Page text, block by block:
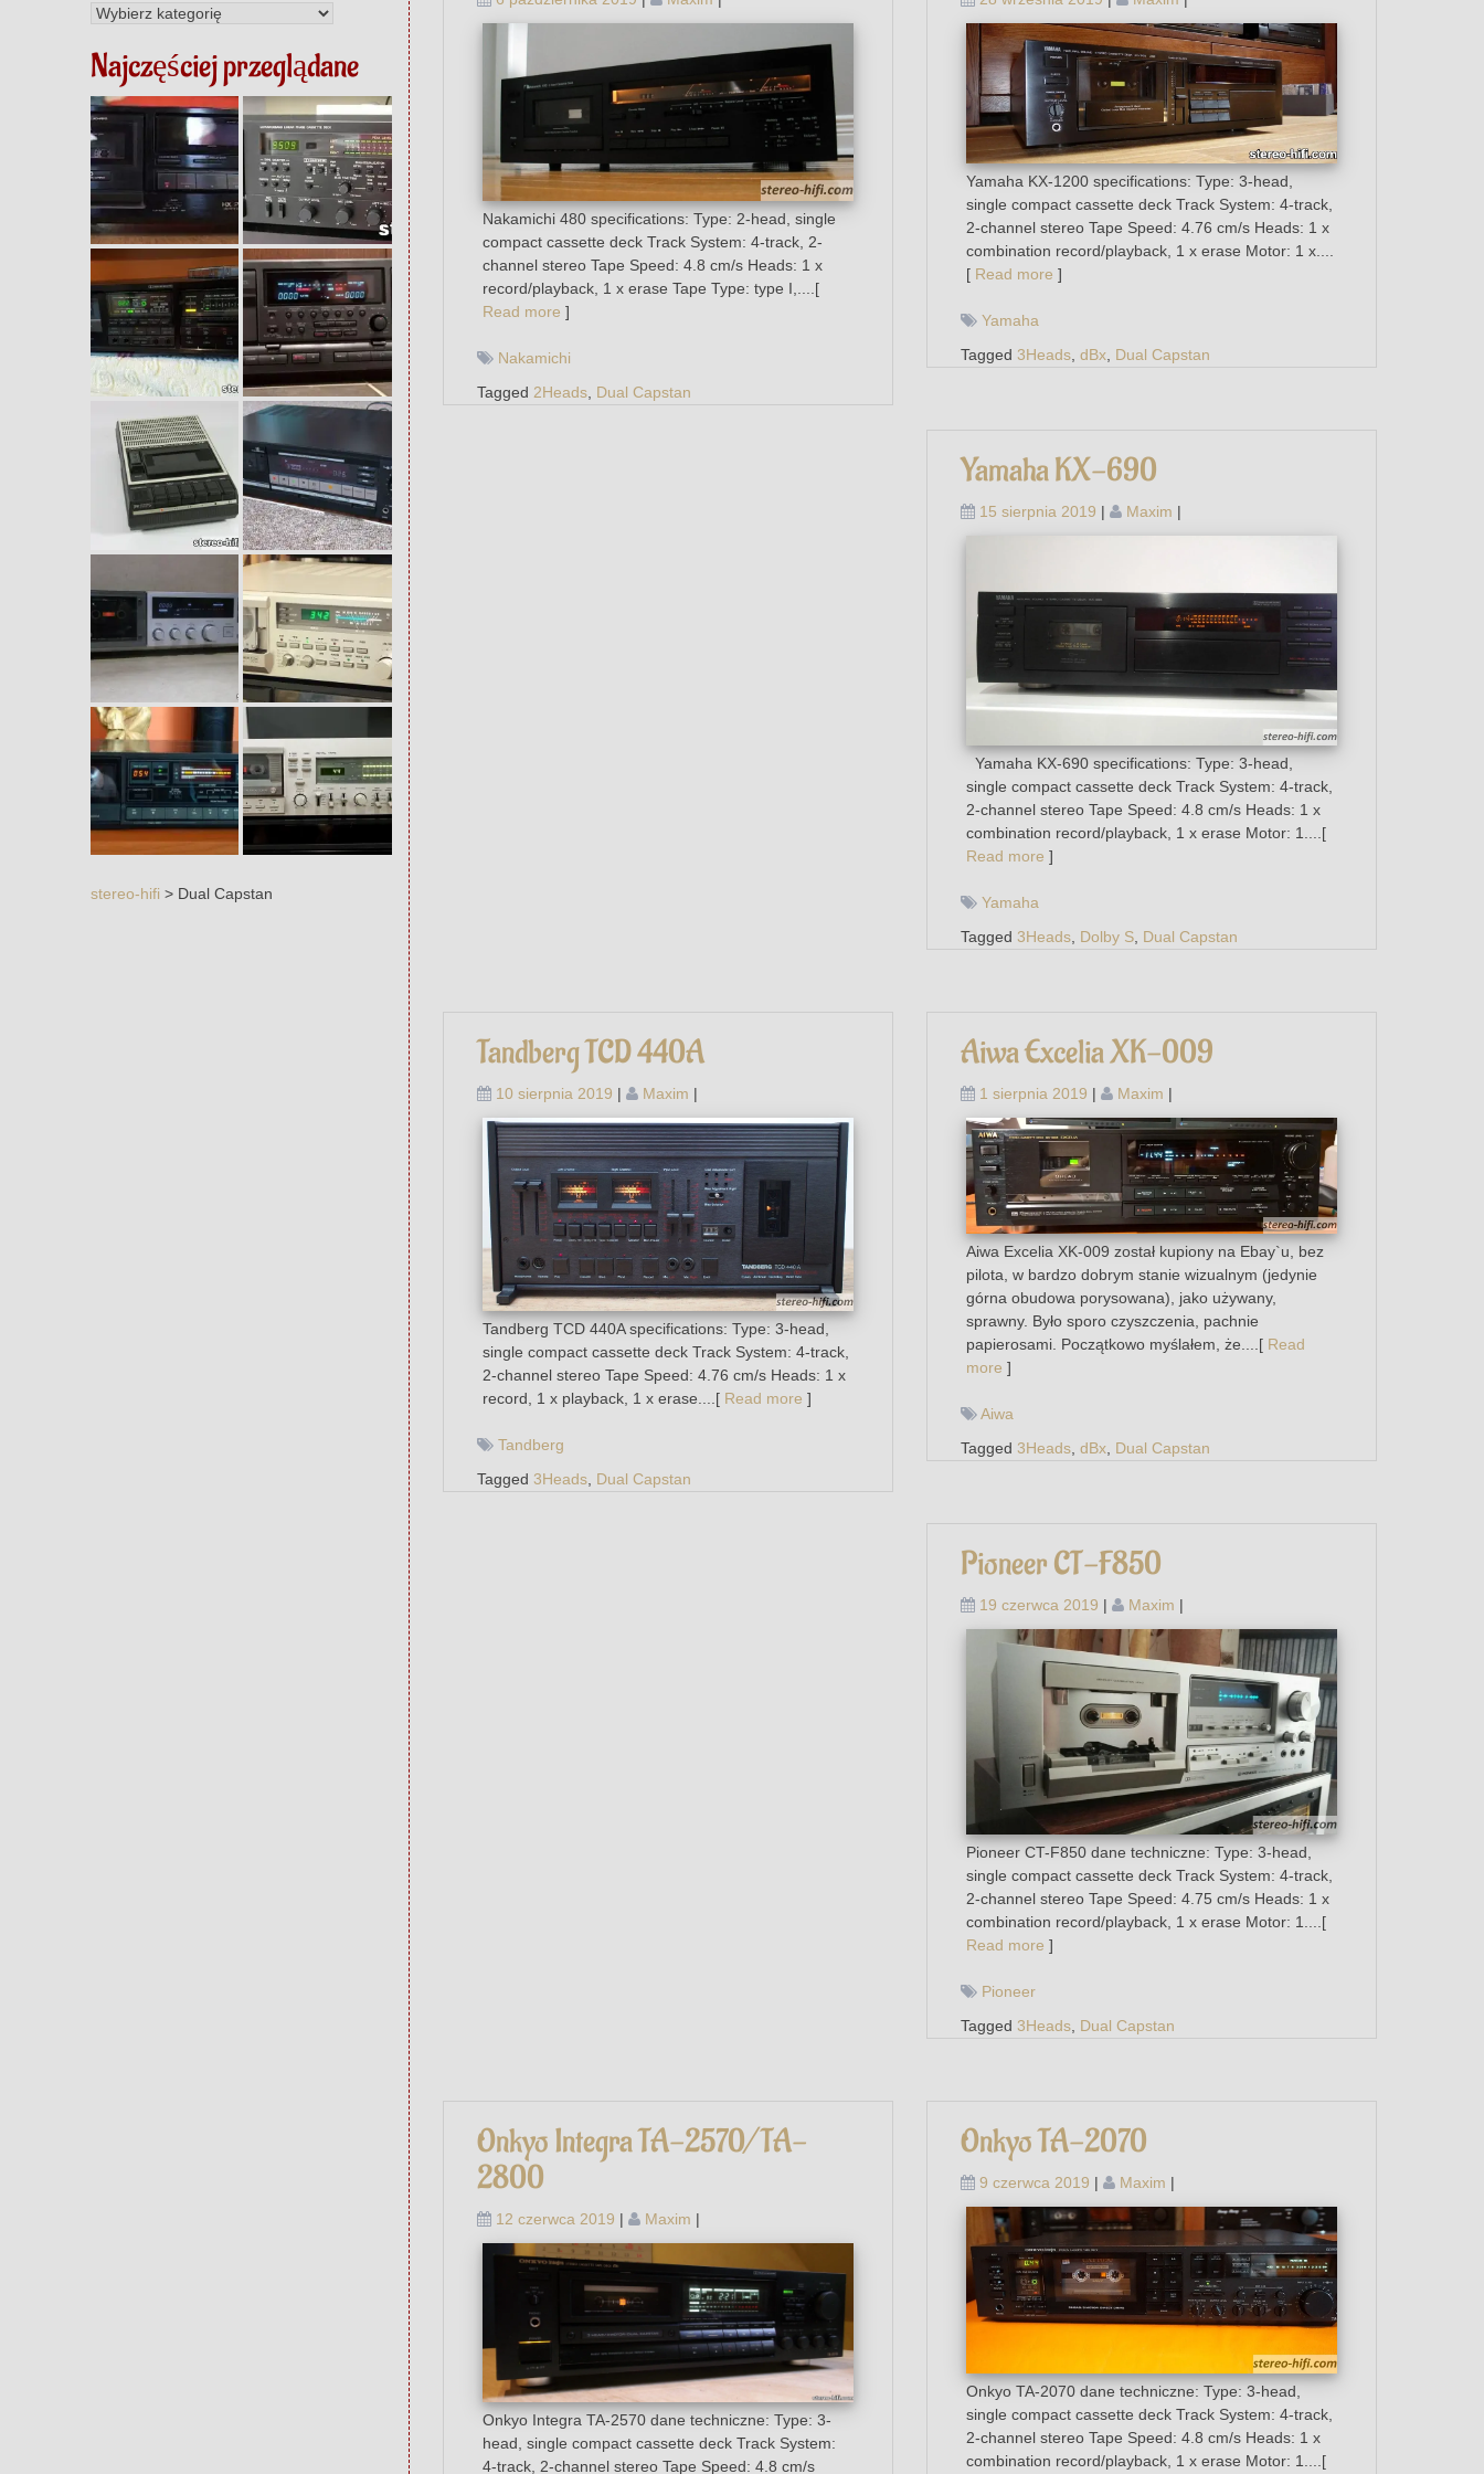
Kategorie
Najczęściej przeglądane
stereo-hifi > Dual Capstan
Nakamichi 480 specifications: Type: 2-head, single
compact cassette deck Track System: 4-track, 2-
channel stereo Tape Speed: 4.8 cm/s Heads: 1 x
record/playback, 1 x erase Tape Type: type I,....[
Read more ]
Nakamichi
Tagged 2Heads, Dual Capstan
Yamaha KX-1200 specifications: Type: 3-head,
single compact cassette deck Track System: 4-track,
2-channel stereo Tape Speed: 4.76 cm/s Heads: 1 x
combination record/playback, 1 x erase Motor: 1 x....
[ Read more ]
Yamaha
Tagged 3Heads, dBx, Dual Capstan
Yamaha KX-690
15 sierpnia 2019 | Maxim |
Yamaha KX-690 specifications: Type: 3-head,
single compact cassette deck Track System: 4-track,
2-channel stereo Tape Speed: 4.8 cm/s Heads: 1 x
combination record/playback, 1 x erase Motor: 1....[
Read more ]
Yamaha
Tagged 3Heads, Dolby S, Dual Capstan
Tandberg TCD 440A
10 sierpnia 2019 | Maxim |
Tandberg TCD 440A specifications: Type: 3-head,
single compact cassette deck Track System: 4-track,
2-channel stereo Tape Speed: 4.76 cm/s Heads: 1 x
record, 1 x playback, 1 x erase....[ Read more ]
Tandberg
Tagged 3Heads, Dual Capstan
Aiwa Excelia XK-009
1 sierpnia 2019 | Maxim |
Aiwa Excelia XK-009 został kupiony na Ebay`u, bez
pilota, w bardzo dobrym stanie wizualnym (jedynie
górna obudowa porysowana), jako używany,
sprawny. Było sporo czyszczenia, pachnie
papierosami. Początkowo myślałem, że....[ Read
more ]
Aiwa
Tagged 3Heads, dBx, Dual Capstan
Pioneer CT-F850
19 czerwca 2019 | Maxim |
Pioneer CT-F850 dane techniczne: Type: 3-head,
single compact cassette deck Track System: 4-track,
2-channel stereo Tape Speed: 4.75 cm/s Heads: 1 x
combination record/playback, 1 x erase Motor: 1....[
Read more ]
Pioneer
Tagged 3Heads, Dual Capstan
Onkyo Integra TA-2570/TA-
2800
12 czerwca 2019 | Maxim |
Onkyo Integra TA-2570 dane techniczne: Type: 3-
head, single compact cassette deck Track System:
4-track, 2-channel stereo Tape Speed: 4.8 cm/s
Onkyo TA-2070
9 czerwca 2019 | Maxim |
Onkyo TA-2070 dane techniczne: Type: 3-head,
single compact cassette deck Track System: 4-track,
2-channel stereo Tape Speed: 4.8 cm/s Heads: 1 x
combination record/playback, 1 x erase Motor: 1....[